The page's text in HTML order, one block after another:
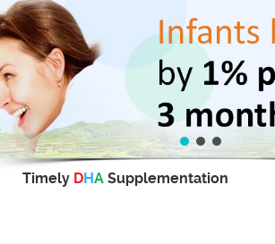
Timely DHA Supplementation